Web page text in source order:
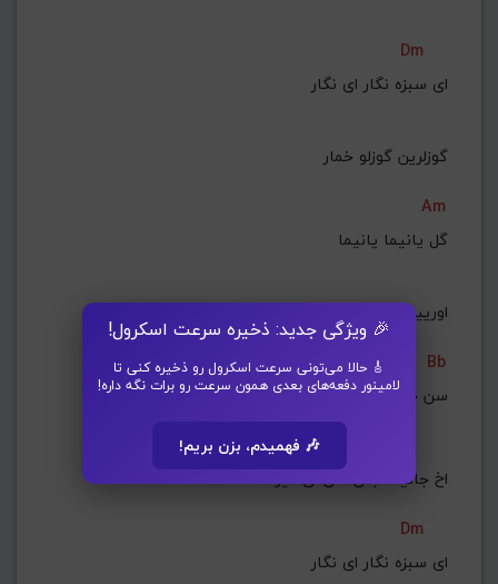
🎉 ویژگی جدید: ذخیره سرعت اسکرول!
🎸 حالا می‌تونی سرعت اسکرول رو ذخیره کنی تا
لامینور دفعه‌های بعدی همون سرعت رو برات نگه داره!
🎶 فهمیدم، بزن بریم!
Dm
ای سبزه نگار ای نگار
گوزلرین گوزلو خمار
Am
گل یانیما یانیما
اوریین سوزلری وار
Bb
سن جانیماجانیما
Am
اخ جانیما جان دنن ای قیز
Dm
ای سبزه نگار ای نگار